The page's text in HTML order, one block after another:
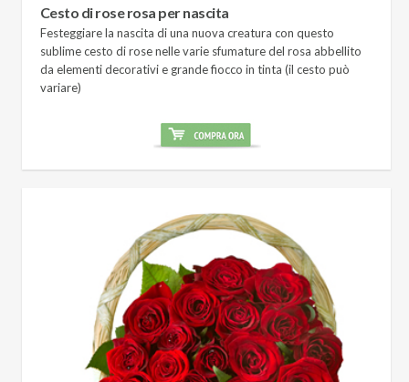
Cesto di rose rosa per nascita
Festeggiare la nascita di una nuova creatura con questo
sublime cesto di rose nelle varie sfumature del rosa abbellito
da elementi decorativi e grande fiocco in tinta (il cesto può
variare)